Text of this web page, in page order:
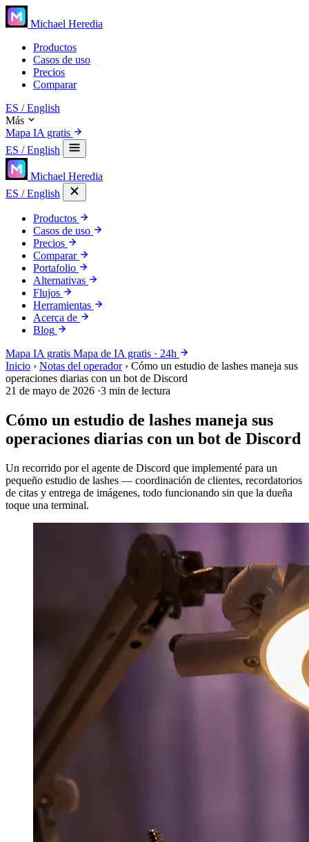
Michael Heredia
Productos
Casos de uso
Precios
Comparar
ES / English
Más
Mapa IA gratis
ES / English
Michael Heredia
ES / English
Productos
Casos de uso
Precios
Comparar
Portafolio
Alternativas
Flujos
Herramientas
Acerca de
Blog
Mapa IA gratis Mapa de IA gratis · 24h
Inicio › Notas del operador › Cómo un estudio de lashes maneja sus
operaciones diarias con un bot de Discord
21 de mayo de 2026 ·3 min de lectura
Cómo un estudio de lashes maneja sus
operaciones diarias con un bot de Discord
Un recorrido por el agente de Discord que implementé para un
pequeño estudio de lashes — coordinación de clientes, recordatorios
de citas y entrega de imágenes, todo funcionando sin que la dueña
toque una terminal.